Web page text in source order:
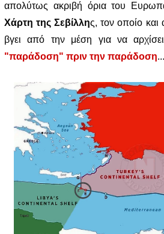
απολύτως ακριβή όρια του
Χάρτη της Σεβίλλης, τον οποίο και
βγει από την μέση για να
"παράδοση" πριν την παράδοση...